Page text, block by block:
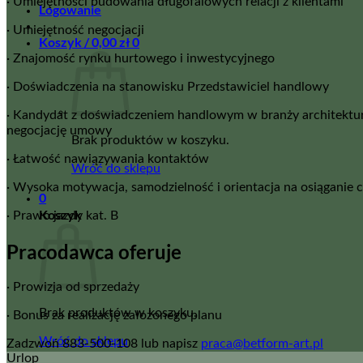
Logowanie
Koszyk /0,00zł0
Brak produktów w koszyku.
Wróć do sklepu
0
Koszyk
Brak produktów w koszyku.
Wróć do sklepu
· Umiejętność negocjacji
· Znajomość rynku hurtowego i inwestycyjnego
· Doświadczenia na stanowisku Przedstawiciel handlowy
· Kandydat z doświadczeniem handlowym w branży
negocjację umowy
· Łatwość nawiązywania kontaktów
· Wysoka motywacja, samodzielność i orientacja na osiąganie
· Prawo jazdy kat. B
Pracodawca oferuje
· Prowizja od sprzedaży
· Bonus za realizację założonego planu
Zadzwoń 883-500-108 lub napisz praca@betform-art.pl
Urlop